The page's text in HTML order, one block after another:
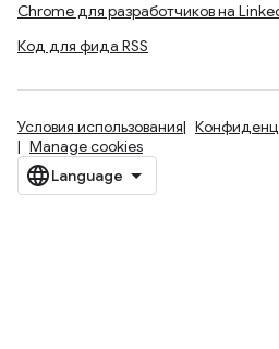
Chrome для разработчиков на
Код для фида RSS
Условия использования
Manage cookies